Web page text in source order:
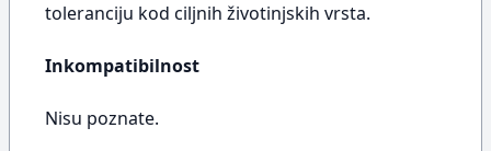
toleranciju kod ciljnih životinjskih vrsta.
Inkompatibilnost
Nisu poznate.